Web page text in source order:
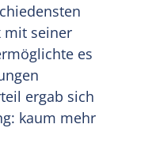
mit seiner
es
ergab sich
kaum mehr